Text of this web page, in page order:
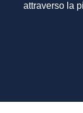
attraverso la